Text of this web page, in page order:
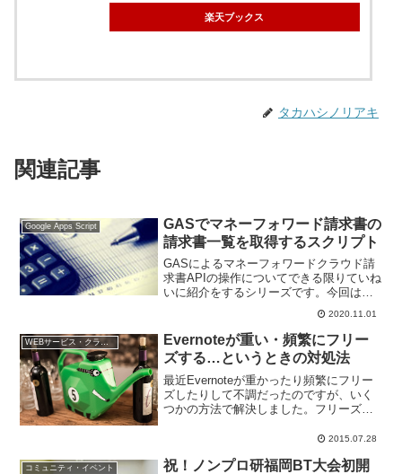
楽天ブックス
タカハシノリアキ
関連記事
Google Apps Script
GASでマネーフォワード請求書の
請求書一覧を取得するスクリプト
GASによるマネーフォワードクラウド請
求書APIの操作についてできる限りていね
いに紹介をするシリーズです。今回は、
GASでマネーフォワード請求書の請求書
一覧を取得するスクリプトについてお伝
えしていきます。
2020.11.01
WEBサービス・クラウド
Evernoteが重い・頻繁にフリー
ズする…というときの対処法
最近Evernoteが重かったり頻繁にフリー
ズしたりして不調だったのですが、いく
つかの方法で解決しました。フリーズが
そしてその解消法についてお伝えしてい
2015.07.28
コミュニティ・イベント
祝！ノンプロ研福岡BT大会初開